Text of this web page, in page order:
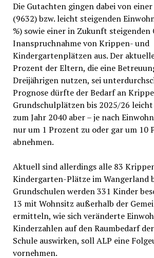
Die Gutachten gingen dabei von
(9632) bzw. leicht steigenden
%) sowie einer in Zukunft steigenden
Inanspruchnahme von Krippen- und
Kindergartenplätzen aus. Der
Prozent der Eltern, die eine
Dreijährigen nutzen, sei
Prognose dürfte der Bedarf an
Grundschulplätzen bis 2025/26
zum Jahr 2040 aber – je nach
nur um 1 Prozent zu oder gar um 10
abnehmen.
Aktuell sind allerdings alle 83
Kindergarten-Plätze im Wangerland
Grundschulen werden 331 Kinder
13 mit Wohnsitz außerhalb der
ermitteln, wie sich veränderte
Kinderzahlen auf den Raumbedarf
Schule auswirken, soll ALP eine
vornehmen.